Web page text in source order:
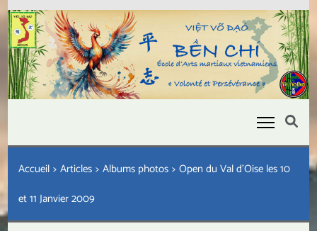
Aller
au
contenu
(Pressez
Entrée)
Accueil > Articles > Albums photos > Open du Val d’Oise les 10
et 11 Janvier 2009